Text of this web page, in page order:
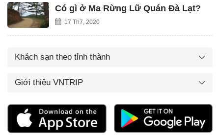
Có gì ở Ma Rừng Lữ Quán Đà Lạt?
17 Th7, 2020
Khách sạn theo tỉnh thành
Giới thiệu VNTRIP